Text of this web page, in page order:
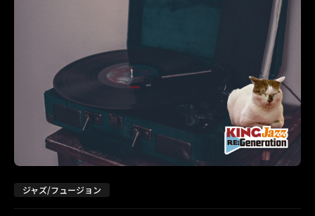
ジャズ/フュージョン